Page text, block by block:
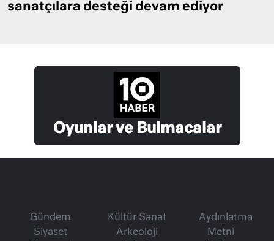
sanatçılara desteği devam ediyor
Oyunlar ve Bulmacalar
Gündem
Siyaset
Kültür Sanat
Arkeoloji
Aydınlatma
Metni